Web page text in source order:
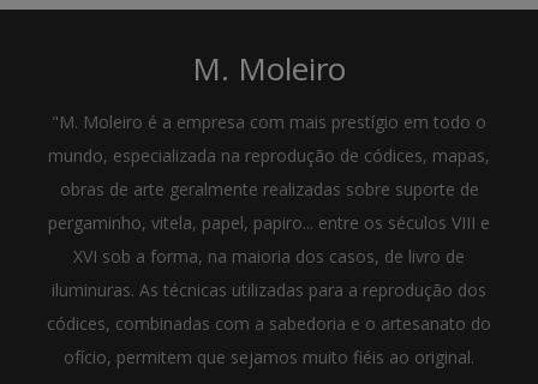
M. Moleiro
"M. Moleiro é a empresa com mais prestígio em todo o
mundo, especializada na reprodução de códices, mapas,
obras de arte geralmente realizadas sobre suporte de
pergaminho, vitela, papel, papiro... entre os séculos VIII e
XVI sob a forma, na maioria dos casos, de livro de
iluminuras. As técnicas utilizadas para a reprodução dos
códices, combinadas com a sabedoria e o artesanato do
ofício, permitem que sejamos muito fiéis ao original.